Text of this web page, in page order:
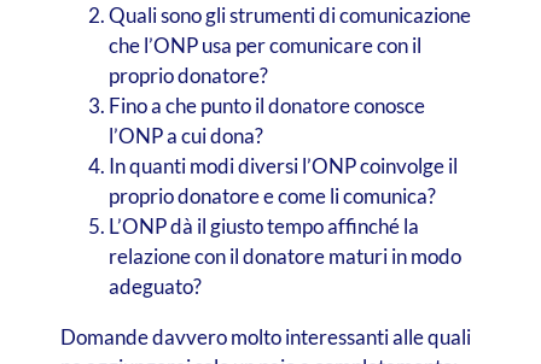
Quali sono gli strumenti di comunicazione
che l’ONP usa per comunicare con il
proprio donatore?
Fino a che punto il donatore conosce
l’ONP a cui dona?
In quanti modi diversi l’ONP coinvolge il
proprio donatore e come li comunica?
L’ONP dà il giusto tempo affinché la
relazione con il donatore maturi in modo
adeguato?
Domande davvero molto interessanti alle quali